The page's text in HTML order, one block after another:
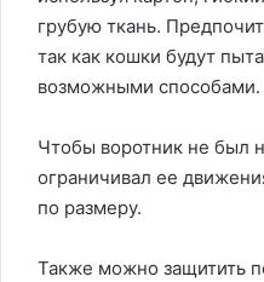
грубую ткань.
так как кошки будут
возможными способами.
Чтобы воротник не был
ограничивал ее
по размеру.
Также можно защитить